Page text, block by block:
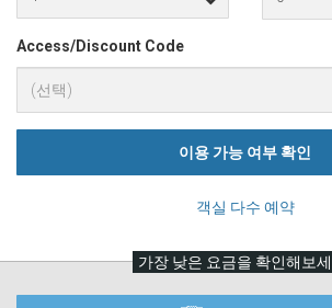
Access/Discount Code
이용 가능 여부 확인
객실 다수 예약
가장 낮은 요금을 확인해보